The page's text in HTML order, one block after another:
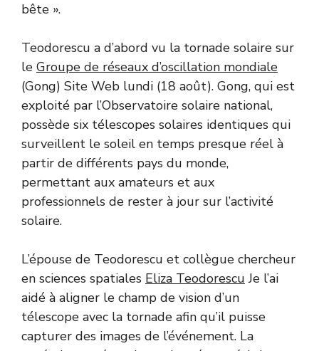
bête ».
Teodorescu a d’abord vu la tornade solaire sur
le Groupe de réseaux d’oscillation mondiale
(Gong) Site Web lundi (18 août). Gong, qui est
exploité par l’Observatoire solaire national,
possède six télescopes solaires identiques qui
surveillent le soleil en temps presque réel à
partir de différents pays du monde,
permettant aux amateurs et aux
professionnels de rester à jour sur l’activité
solaire.
L’épouse de Teodorescu et collègue chercheur
en sciences spatiales Eliza Teodorescu Je l’ai
aidé à aligner le champ de vision d’un
télescope avec la tornade afin qu’il puisse
capturer des images de l’événement. La